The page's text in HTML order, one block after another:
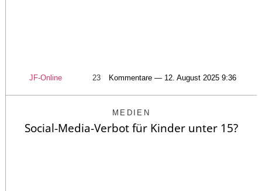
JF-Online 23 Kommentare — 12. August 2025 9:36
MEDIEN
Social-Media-Verbot für Kinder unter 15?